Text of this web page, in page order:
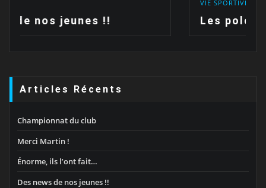
Les polos sont arrivées !!
Articles Récents
Championnat du club
Merci Martin !
Énorme, ils l’ont fait…
Des news de nos jeunes !!